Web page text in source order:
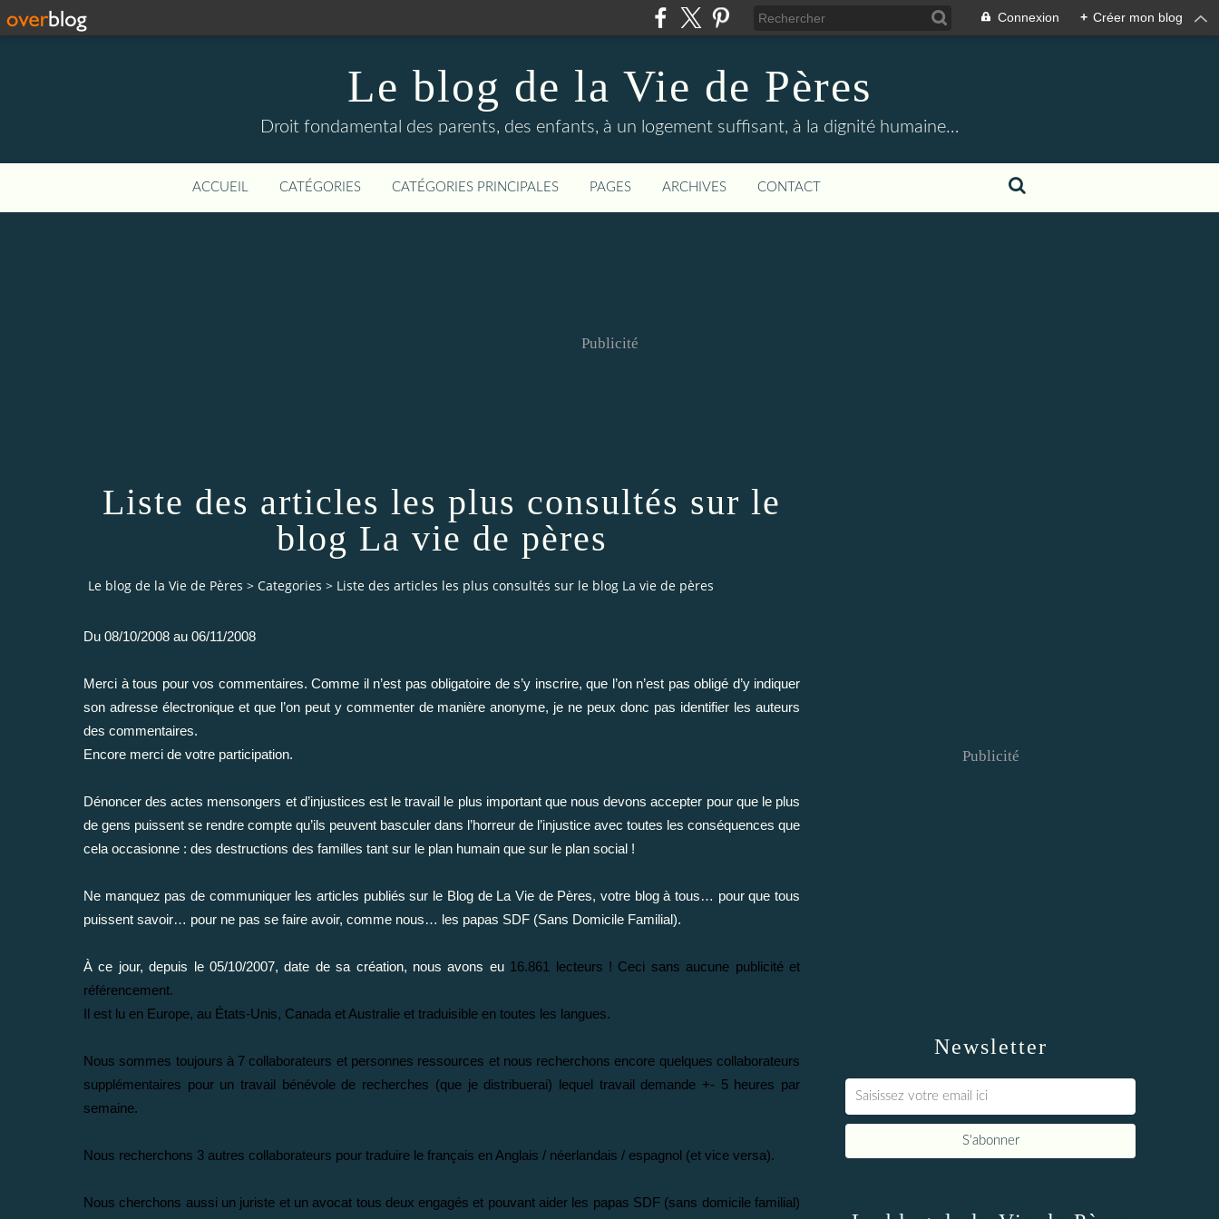
Connexion + Créer mon blog
Le blog de la Vie de Pères
Droit fondamental des parents, des enfants, à un logement suffisant, à la dignité humaine…
ACCUEIL CATÉGORIES CATÉGORIES PRINCIPALES PAGES ARCHIVES CONTACT
Publicité
Liste des articles les plus consultés sur le
blog La vie de pères
Le blog de la Vie de Pères > Categories > Liste des articles les plus consultés sur le blog La vie de pères
Du 08/10/2008 au 06/11/2008
Merci à tous pour vos commentaires. Comme il n’est pas obligatoire de s’y inscrire, que l’on n’est pas obligé d’y indiquer
son adresse électronique et que l’on peut y commenter de manière anonyme, je ne peux donc pas identifier les auteurs
des commentaires.
Encore merci de votre participation.
Dénoncer des actes mensongers et d’injustices est le travail le plus important que nous devons accepter pour que le plus
de gens puissent se rendre compte qu’ils peuvent basculer dans l’horreur de l’injustice avec toutes les conséquences que
cela occasionne : des destructions des familles tant sur le plan humain que sur le plan social !
Ne manquez pas de communiquer les articles publiés sur le Blog de La Vie de Pères, votre blog à tous… pour que tous
puissent savoir… pour ne pas se faire avoir, comme nous… les papas SDF (Sans Domicile Familial).
À ce jour, depuis le 05/10/2007, date de sa création, nous avons eu 16.861 lecteurs ! Ceci sans aucune publicité et
référencement.
Il est lu en Europe, au États-Unis, Canada et Australie et traduisible en toutes les langues.
Nous sommes toujours à 7 collaborateurs et personnes ressources et nous recherchons encore quelques collaborateurs
supplémentaires pour un travail bénévole de recherches (que je distribuerai) lequel travail demande +- 5 heures par
semaine.
Nous recherchons 3 autres collaborateurs pour traduire le français en Anglais / néerlandais / espagnol (et vice versa).
Nous cherchons aussi un juriste et un avocat tous deux engagés et pouvant aider les papas SDF (sans domicile familial)
Newsletter
Publicité